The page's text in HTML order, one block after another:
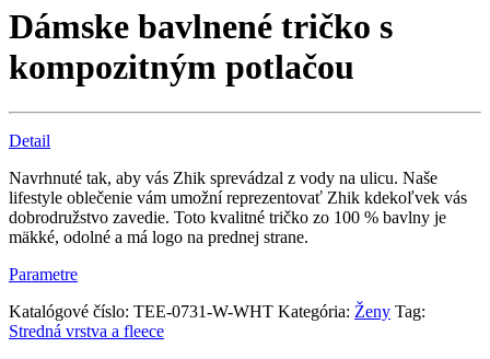
Dámske bavlnené tričko s
kompozitným potlačou
Detail
Navrhnuté tak, aby vás Zhik sprevádzal z vody na ulicu. Naše
lifestyle oblečenie vám umožní reprezentovať Zhik kdekoľvek vás
dobrodružstvo zavedie. Toto kvalitné tričko zo 100 % bavlny je
mäkké, odolné a má logo na prednej strane.
Parametre
Katalógové číslo: TEE-0731-W-WHT Kategória: Ženy Tag:
Stredná vrstva a fleece